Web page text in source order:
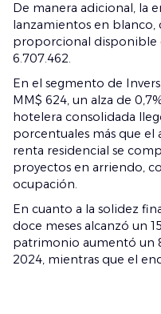
De manera adicional, la
lanzamientos en blanco,
proporcional disponible
6.707.462.
En el segmento de
MM$ 624, un alza de
hotelera consolidada
porcentuales más que el
renta residencial se
proyectos en arriendo,
ocupación.
En cuanto a la solidez
doce meses alcanzó un
patrimonio aumentó un
2024, mientras que el